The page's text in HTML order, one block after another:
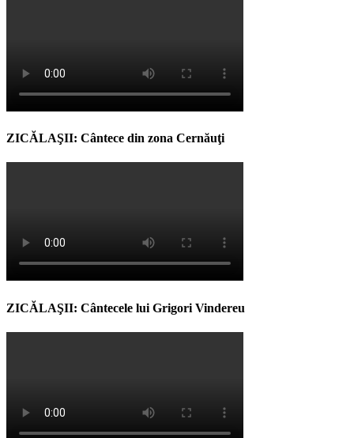
ZICĂLAŞII: Cântece din zona Cernăuţi
ZICĂLAŞII: Cântecele lui Grigori Vindereu